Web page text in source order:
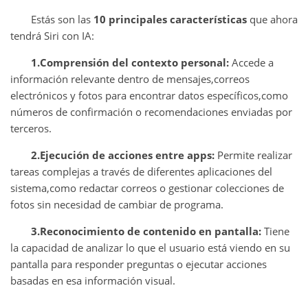
Estás son las 10 principales características que ahora
tendrá Siri con IA:
1.Comprensión del contexto personal: Accede a
información relevante dentro de mensajes,correos
electrónicos y fotos para encontrar datos específicos,como
números de confirmación o recomendaciones enviadas por
terceros.
2.Ejecución de acciones entre apps: Permite realizar
tareas complejas a través de diferentes aplicaciones del
sistema,como redactar correos o gestionar colecciones de
fotos sin necesidad de cambiar de programa.
3.Reconocimiento de contenido en pantalla: Tiene
la capacidad de analizar lo que el usuario está viendo en su
pantalla para responder preguntas o ejecutar acciones
basadas en esa información visual.